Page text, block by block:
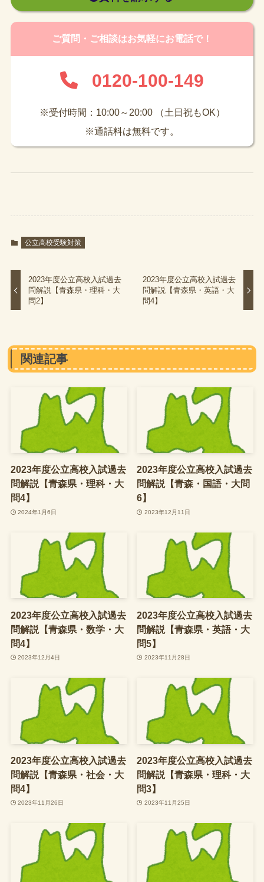
ご質問・ご相談はお気軽にお電話で！
0120-100-149
※受付時間：10:00～20:00 （土日祝もOK）
※通話料は無料です。
公立高校受験対策
2023年度公立高校入試過去
問解説【青森県・理科・大
問2】
2023年度公立高校入試過去
問解説【青森県・英語・大
問4】
関連記事
2023年度公立高校入試過去
問解説【青森県・理科・大
問4】
2024年1月6日
2023年度公立高校入試過去
問解説【青森・国語・大問
6】
2023年12月11日
2023年度公立高校入試過去
問解説【青森県・数学・大
問4】
2023年12月4日
2023年度公立高校入試過去
問解説【青森県・英語・大
問5】
2023年11月28日
2023年度公立高校入試過去
問解説【青森県・社会・大
問4】
2023年11月26日
2023年度公立高校入試過去
問解説【青森県・理科・大
問3】
2023年11月25日